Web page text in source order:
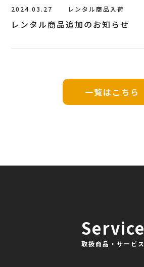
2024.03.27 レンタル商品入荷
レンタル商品追加のお知らせ
一覧はこちら
Service
取扱商品・サービス